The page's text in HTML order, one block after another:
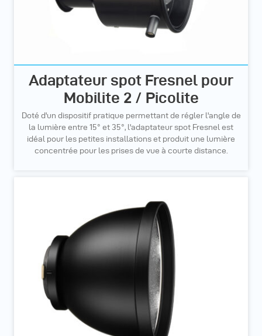
Adaptateur spot Fresnel pour
Mobilite 2 / Picolite
Doté d'un dispositif pratique permettant de régler l'angle de
la lumière entre 15° et 35°, l'adaptateur spot Fresnel est
idéal pour les petites installations et produit une lumière
concentrée pour les prises de vue à courte distance.